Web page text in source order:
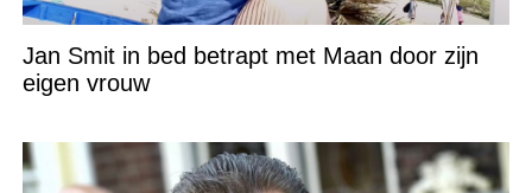
Jan Smit in bed betrapt met Maan door zijn
eigen vrouw